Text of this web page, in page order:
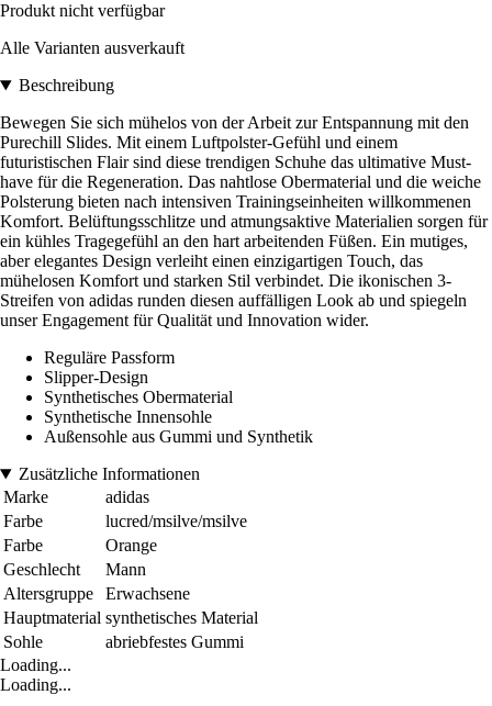
Produkt nicht verfügbar
Alle Varianten ausverkauft
Beschreibung
Bewegen Sie sich mühelos von der Arbeit zur Entspannung mit den
Purechill Slides. Mit einem Luftpolster-Gefühl und einem
futuristischen Flair sind diese trendigen Schuhe das ultimative Must-
have für die Regeneration. Das nahtlose Obermaterial und die weiche
Polsterung bieten nach intensiven Trainingseinheiten willkommenen
Komfort. Belüftungsschlitze und atmungsaktive Materialien sorgen für
ein kühles Tragegefühl an den hart arbeitenden Füßen. Ein mutiges,
aber elegantes Design verleiht einen einzigartigen Touch, das
mühelosen Komfort und starken Stil verbindet. Die ikonischen 3-
Streifen von adidas runden diesen auffälligen Look ab und spiegeln
unser Engagement für Qualität und Innovation wider.
Reguläre Passform
Slipper-Design
Synthetisches Obermaterial
Synthetische Innensohle
Außensohle aus Gummi und Synthetik
Zusätzliche Informationen
Marke
adidas
Farbe
lucred/msilve/msilve
Farbe
Orange
Geschlecht
Mann
Altersgruppe
Erwachsene
Hauptmaterial synthetisches Material
Sohle
abriebfestes Gummi
Loading...
Loading...